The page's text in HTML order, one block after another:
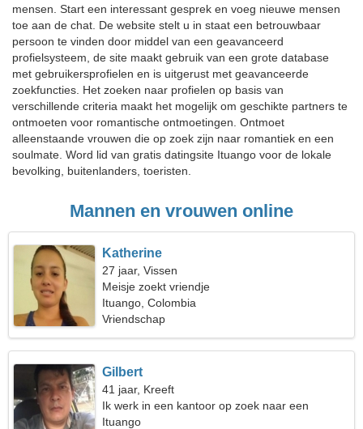
mensen. Start een interessant gesprek en voeg nieuwe mensen
toe aan de chat. De website stelt u in staat een betrouwbaar
persoon te vinden door middel van een geavanceerd
profielsysteem, de site maakt gebruik van een grote database
met gebruikersprofielen en is uitgerust met geavanceerde
zoekfuncties. Het zoeken naar profielen op basis van
verschillende criteria maakt het mogelijk om geschikte partners te
ontmoeten voor romantische ontmoetingen. Ontmoet
alleenstaande vrouwen die op zoek zijn naar romantiek en een
soulmate. Word lid van gratis datingsite Ituango voor de lokale
bevolking, buitenlanders, toeristen.
Mannen en vrouwen online
Katherine
27 jaar, Vissen
Meisje zoekt vriendje
Ituango, Colombia
Vriendschap
Gilbert
41 jaar, Kreeft
Ik werk in een kantoor op zoek naar een
fantastische vrouw
Ituango